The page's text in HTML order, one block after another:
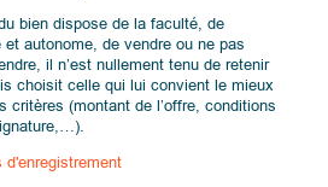
bien dispose de la faculté, de
autonome, de vendre ou ne pas
il n’est nullement tenu de retenir
choisit celle qui lui convient le mieux
critères (montant de l’offre, conditions
d'enregistrement